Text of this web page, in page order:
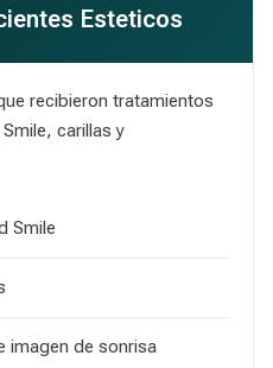
Esteticos
recibieron tratamientos
carillas y
Smile
imagen de sonrisa